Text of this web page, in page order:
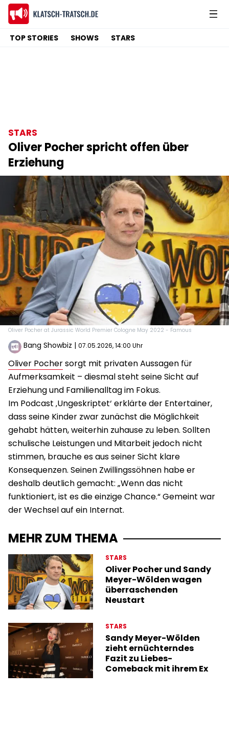
TOP STORIES SHOWS STARS
STARS
Oliver Pocher spricht offen über
Erziehung
Oliver Pocher at Jurassic World Premier Cologne May 2022 - Famous
Bang Showbiz | 07.05.2026, 14:00 Uhr
Oliver Pochersorgt mit privaten Aussagen für
Aufmerksamkeit – diesmal steht seine Sicht auf
Erziehung und Familienalltag im Fokus.
Im Podcast ‚Ungeskriptet‘ erklärte der Entertainer,
dass seine Kinder zwar zunächst die Möglichkeit
gehabt hätten, weiterhin zuhause zu leben. Sollten
schulische Leistungen und Mitarbeit jedoch nicht
stimmen, brauche es aus seiner Sicht klare
Konsequenzen. Seinen Zwillingssöhnen habe er
deshalb deutlich gemacht: „Wenn das nicht
funktioniert, ist es die einzige Chance.“ Gemeint war
der Wechsel auf ein Internat.
MEHR ZUM THEMA
STARS
Oliver Pocher und Sandy
Meyer-Wölden wagen
überraschenden
Neustart
STARS
Sandy Meyer-Wölden
zieht ernüchterndes
Fazit zu Liebes-
Comeback mit ihrem Ex